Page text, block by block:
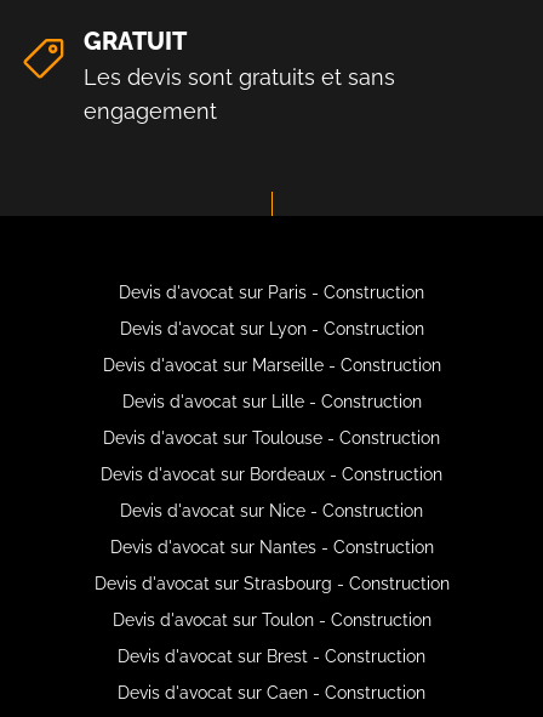
GRATUIT
Les devis sont gratuits et sans
engagement
Devis d'avocat sur Paris - Construction
Devis d'avocat sur Lyon - Construction
Devis d'avocat sur Marseille - Construction
Devis d'avocat sur Lille - Construction
Devis d'avocat sur Toulouse - Construction
Devis d'avocat sur Bordeaux - Construction
Devis d'avocat sur Nice - Construction
Devis d'avocat sur Nantes - Construction
Devis d'avocat sur Strasbourg - Construction
Devis d'avocat sur Toulon - Construction
Devis d'avocat sur Brest - Construction
Devis d'avocat sur Caen - Construction